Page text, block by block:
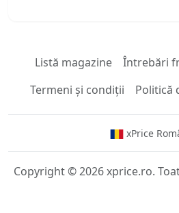
Listă magazine Întrebări
Termeni și condiții
Politică
xPrice
Copyright © 2026 xprice.ro.